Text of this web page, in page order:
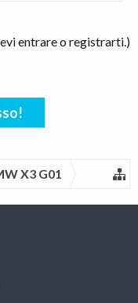
entrare o registrarti.)
X3 G01